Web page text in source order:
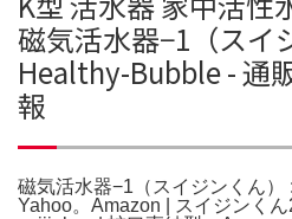
磁気活水器−1（スイ
Healthy-Bubble - 通
報
磁気活水器−1（スイジンくん）
Yahoo。Amazon | スイジンくん